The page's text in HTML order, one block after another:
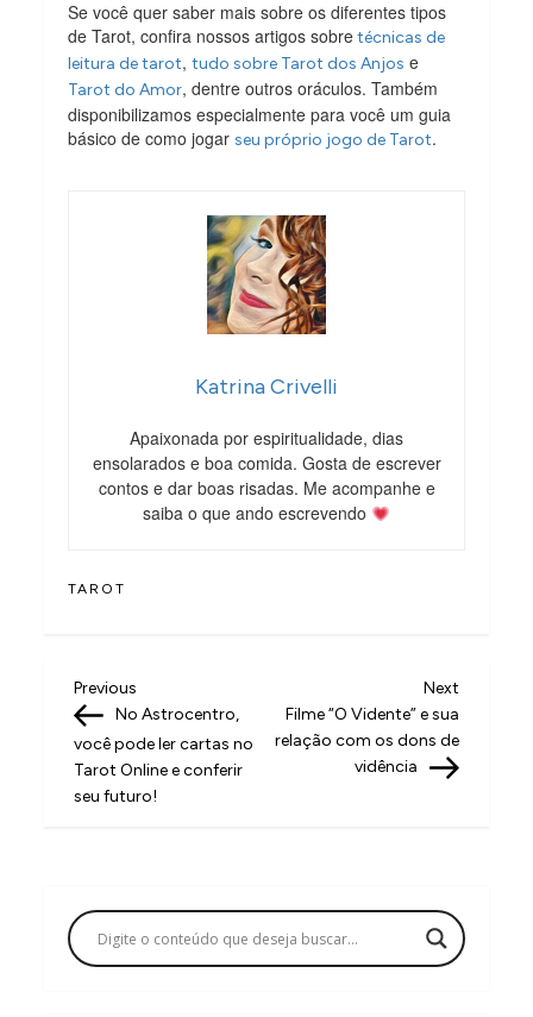
Se você quer saber mais sobre os diferentes tipos
de Tarot, confira nossos artigos sobretécnicas de
leitura de tarot,tudo sobre Tarot dos Anjos e
Tarot do Amor, dentre outros oráculos. Também
disponibilizamos especialmente para você um guia
básico de como jogarseu próprio jogo de Tarot.
Katrina Crivelli
Apaixonada por espiritualidade, dias
ensolarados e boa comida. Gosta de escrever
contos e dar boas risadas. Me acompanhe e
saiba o que ando escrevendo
TAROT
N
a
v
e
ç
ã
Previous
Post
Previous
No Astrocentro,
você pode ler cartas no
Tarot Online e conferir
seu futuro!
Next
Post
Next
Filme “O Vidente” e sua
relação com os dons de
vidência